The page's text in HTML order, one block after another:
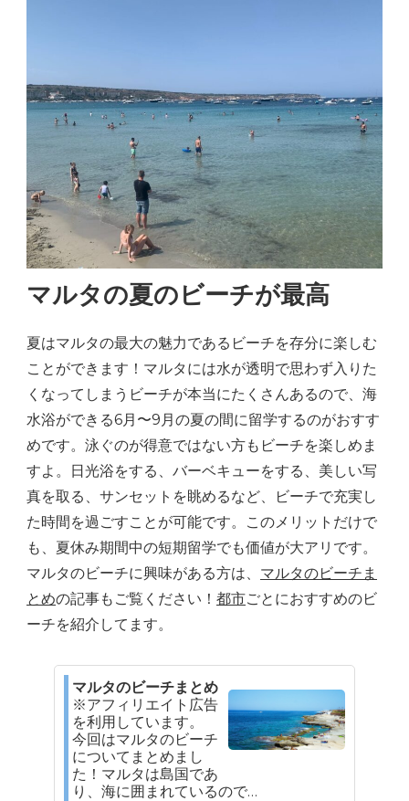
マルタの夏のビーチが最高
夏はマルタの最大の魅力であるビーチを存分に楽しむ
ことができます！マルタには水が透明で思わず入りた
くなってしまうビーチが本当にたくさんあるので、海
水浴ができる6月〜9月の夏の間に留学するのがおすす
めです。泳ぐのが得意ではない方もビーチを楽しめま
すよ。日光浴をする、バーベキューをする、美しい写
真を取る、サンセットを眺めるなど、ビーチで充実し
た時間を過ごすことが可能です。このメリットだけで
も、夏休み期間中の短期留学でも価値が大アリです。
マルタのビーチに興味がある方は、 マルタのビーチま
とめの記事もご覧ください！ 都市ごとにおすすめのビ
ーチを紹介してます。
マルタのビーチまとめ
※アフィリエイト広告
を利用しています。
今回はマルタのビーチ
についてまとめまし
た！マルタは島国であ
り、海に囲まれているので…